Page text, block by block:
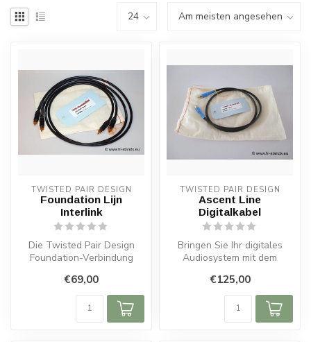
TWISTED PAIR DESIGN
Foundation Lijn
Interlink
Die Twisted Pair Design
Foundation-Verbindung
Audiophile entw...
€69,00
TWISTED PAIR DESIGN
Ascent Line
Digitalkabel
Bringen Sie Ihr digitales
Audiosystem mit dem
Line Di...
€125,00